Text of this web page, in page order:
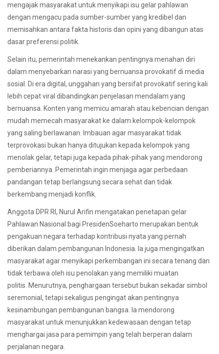
mengajak masyarakat untuk menyikapi isu gelar pahlawan
dengan mengacu pada sumber-sumber yang kredibel dan
memisahkan antara fakta historis dan opini yang dibangun atas
dasar preferensi politik.
Selain itu, pemerintah menekankan pentingnya menahan diri
dalam menyebarkan narasi yang bernuansa provokatif di media
sosial. Di era digital, unggahan yang bersifat provokatif sering kali
lebih cepat viral dibandingkan penjelasan mendalam yang
bernuansa. Konten yang memicu amarah atau kebencian dengan
mudah memecah masyarakat ke dalam kelompok-kelompok
yang saling berlawanan. Imbauan agar masyarakat tidak
terprovokasi bukan hanya ditujukan kepada kelompok yang
menolak gelar, tetapi juga kepada pihak-pihak yang mendorong
pemberiannya. Pemerintah ingin menjaga agar perbedaan
pandangan tetap berlangsung secara sehat dan tidak
berkembang menjadi konflik.
Anggota DPR RI, Nurul Arifin mengatakan penetapan gelar
Pahlawan Nasional bagi PresidenSoeharto merupakan bentuk
pengakuan negara terhadap kontribusi nyata yang pernah
diberikan dalam pembangunan Indonesia. Ia juga mengingatkan
masyarakat agar menyikapi perkembangan ini secara tenang dan
tidak terbawa oleh isu penolakan yang memiliki muatan
politis. Menurutnya, penghargaan tersebut bukan sekadar simbol
seremonial, tetapi sekaligus pengingat akan pentingnya
kesinambungan pembangunan bangsa. Ia mendorong
masyarakat untuk menunjukkan kedewasaan dengan tetap
menghargai jasa para pemimpin yang telah berperan dalam
perjalanan negara.